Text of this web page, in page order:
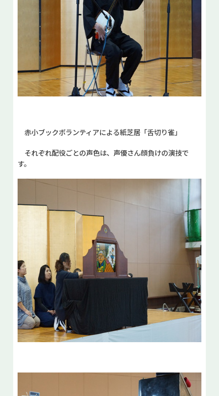
赤小ブックボランティアによる紙芝居「舌切り雀」
それぞれ配役ごとの声色は、声優さん顔負けの演技で
す。